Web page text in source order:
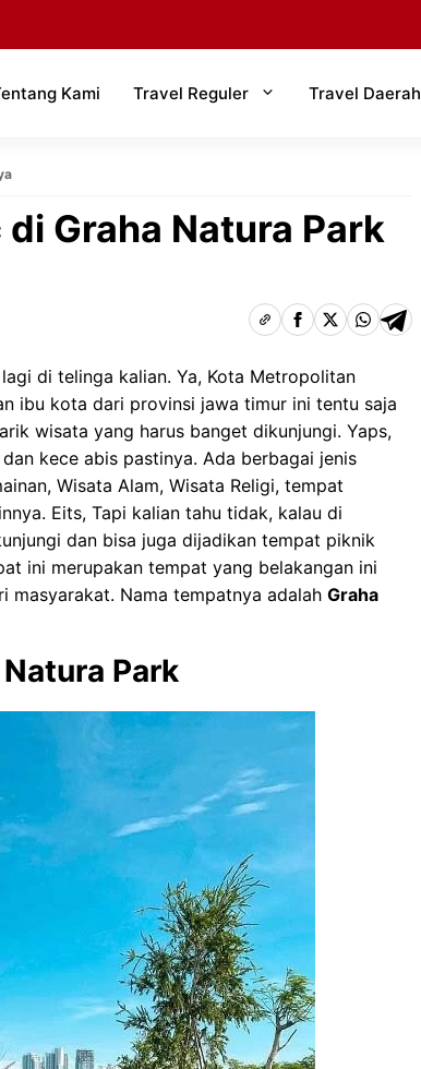
Kami Travel Reguler Travel Daerah
Graha Natura Park
di telinga kalian. Ya, Kota Metropolitan
ibu kota dari provinsi jawa timur ini tentu saja
wisata yang harus banget dikunjungi. Yaps,
kece abis pastinya. Ada berbagai jenis
Wisata Alam, Wisata Religi, tempat
Eits, Tapi kalian tahu tidak, kalau di
dan bisa juga dijadikan tempat piknik
ini merupakan tempat yang belakangan ini
masyarakat. Nama tempatnya adalah Graha
Park